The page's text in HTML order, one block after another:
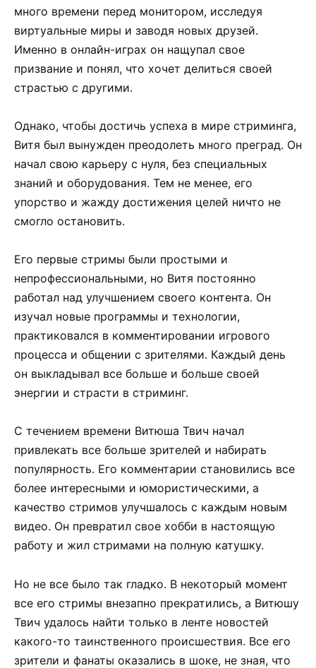
много времени перед монитором, исследуя
виртуальные миры и заводя новых друзей.
Именно в онлайн-играх он нащупал свое
призвание и понял, что хочет делиться своей
страстью с другими.
Однако, чтобы достичь успеха в мире стриминга,
Витя был вынужден преодолеть много преград. Он
начал свою карьеру с нуля, без специальных
знаний и оборудования. Тем не менее, его
упорство и жажду достижения целей ничто не
смогло остановить.
Его первые стримы были простыми и
непрофессиональными, но Витя постоянно
работал над улучшением своего контента. Он
изучал новые программы и технологии,
практиковался в комментировании игрового
процесса и общении с зрителями. Каждый день
он выкладывал все больше и больше своей
энергии и страсти в стриминг.
С течением времени Витюша Твич начал
привлекать все больше зрителей и набирать
популярность. Его комментарии становились все
более интересными и юмористическими, а
качество стримов улучшалось с каждым новым
видео. Он превратил свое хобби в настоящую
работу и жил стримами на полную катушку.
Но не все было так гладко. В некоторый момент
все его стримы внезапно прекратились, а Витюшу
Твич удалось найти только в ленте новостей
какого-то таинственного происшествия. Все его
зрители и фанаты оказались в шоке, не зная, что